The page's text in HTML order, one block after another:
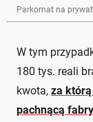
Parkomat na
W tym
180 tys. reali
kwota, za
pachnącą